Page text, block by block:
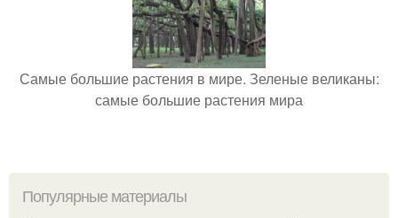
Самые большие растения в мире. Зеленые великаны:
самые большие растения мира
Популярные материалы